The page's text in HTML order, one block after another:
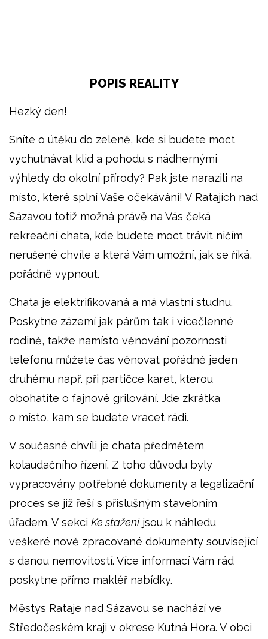
POPIS REALITY
Hezký den!
Sníte o útěku do zeleně, kde si budete moct
vychutnávat klid a pohodu s nádhernými
výhledy do okolní přírody? Pak jste narazili na
místo, které splní Vaše očekávání! V Ratajích nad
Sázavou totiž možná právě na Vás čeká
rekreační chata, kde budete moct trávit ničím
nerušené chvíle a která Vám umožní, jak se říká,
pořádně vypnout.
Chata je elektrifikovaná a má vlastní studnu.
Poskytne zázemí jak párům tak i vícečlenné
rodině, takže namísto věnování pozornosti
telefonu můžete čas věnovat pořádně jeden
druhému např. při partičce karet, kterou
obohatíte o fajnové grilování. Jde zkrátka
o místo, kam se budete vracet rádi.
V současné chvíli je chata předmětem
kolaudačního řízení. Z toho důvodu byly
vypracovány potřebné dokumenty a legalizační
proces se již řeší s příslušným stavebním
úřadem. V sekci Ke staženíjsou k náhledu
veškeré nově zpracované dokumenty související
s danou nemovitostí. Více informací Vám rád
poskytne přímo makléř nabídky.
Městys Rataje nad Sázavou se nachází ve
Středočeském kraji v okrese Kutná Hora. V obci